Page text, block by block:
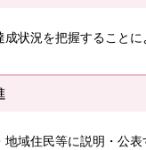
状況を把握すること
域住民等に説明・公